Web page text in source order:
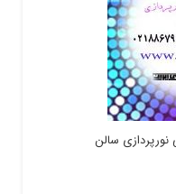
نورپردازی سالن